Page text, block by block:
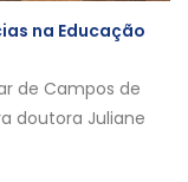
na Educação
de Campos de
doutora Juliane